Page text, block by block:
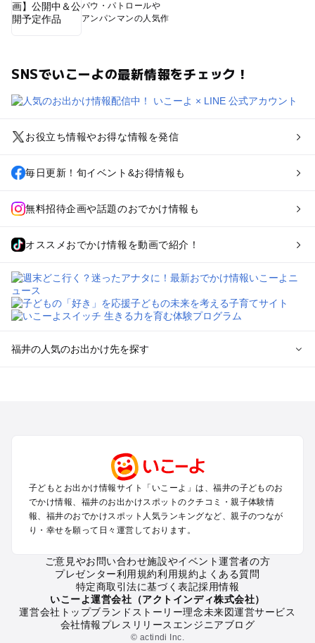
パウ・パトロールや
アンパンマンの人気作
SNSでいこーよの最新情報をチェック！
お役立ち情報やお得な情報を発信
毎日更新！旬イベント&お得情報も
無料招待企画や話題のおでかけ情報も
オススメおでかけ情報を動画で紹介！
福井の人気のお出かけ先を探す
越前・越前海岸のプールお出かけ
福井の定番お出かけスポット
福井の遊園地
福井の動物園
福井の釣り
福井の牧場
福井のプール
福井のアスレチック
福井の公園・総合公園
子どもとお出かけ情報サイト「いこーよ」は、福井の子どものお
でかけ情報、福井のお出かけスポットのクチコミ・親子体験情
報、福井のおでかけスポット人気ランキングなど、親子のつなが
り・幸せを願って日々運営しております。
ご意見やお問い合わせ施設やイベント運営者の方
プレゼンター利用規約利用規約よくある質問
特定商取引法に基づく表記採用情報
いこーよ運営会社（アクトインディ株式会社）
運営会社トップブランドストーリー理念未来図運営サービス
会社情報プレスリリース エンジニアブログ
© actindi Inc.